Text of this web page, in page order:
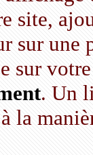
site,
sur une
sur
. Un
la